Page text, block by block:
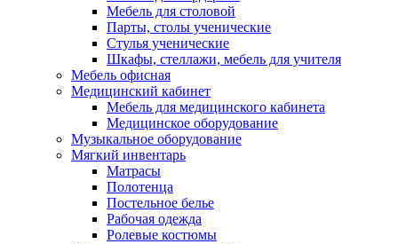
Мебель для столовой
Парты, столы ученические
Стулья ученические
Шкафы, стеллажи, мебель для учителя
Мебель офисная
Медицинский кабинет
Мебель для медицинского кабинета
Медицинское оборудование
Музыкальное оборудование
Мягкий инвентарь
Матрасы
Полотенца
Постельное белье
Рабочая одежда
Ролевые костюмы